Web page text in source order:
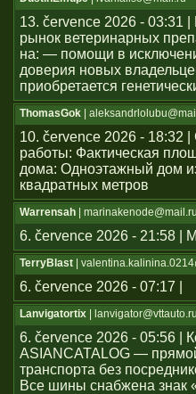
13. července 2026 - 03:31
рынок ветеринарных
на: — помощи в
доверия новых
приобретается
ThomasGok |
10. července 2026 -
работы: Фактическая
дома: Одноэтажный дом
квадратных метров
Warrensah | marinakenode@mail.ru
6. července 2026 - 21:58 |
TerryBlast |
6. července 2026 - 07:17 |
Lanvigatortix | lanvigator@vttauto.ru
6. července 2026 - 05:56 |
ASIANCATALOG —
транспорта без
Все шины снабжена знак